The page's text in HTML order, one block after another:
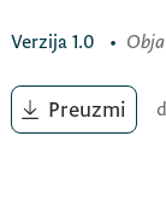
Verzija 1.0 •
Preuzmi